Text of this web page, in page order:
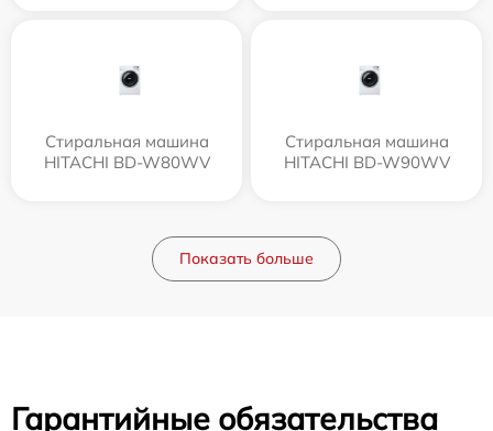
Стиральная машина
HITACHI BD-W80WV
Стиральная машина
HITACHI BD-W90WV
Показать больше
Гарантийные обязательства